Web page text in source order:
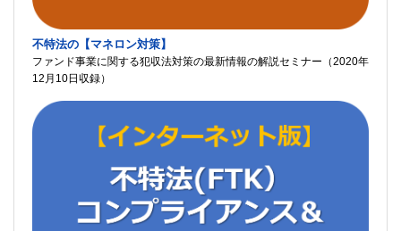
不特法の【マネロン対策】
ファンド事業に関する犯収法対策の最新情報の解説セミナー（2020年
12月10日収録）